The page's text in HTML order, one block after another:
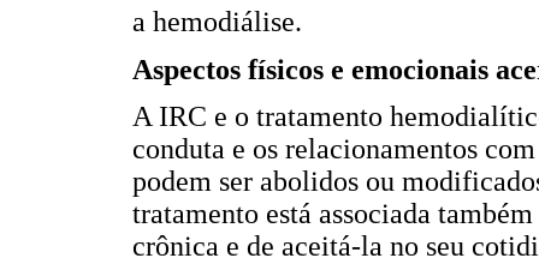
a hemodiálise.
Aspectos físicos e emocionais
A IRC e o tratamento
conduta e os relacionamentos
podem ser abolidos ou
tratamento está associada
crônica e de aceitá-la no seu